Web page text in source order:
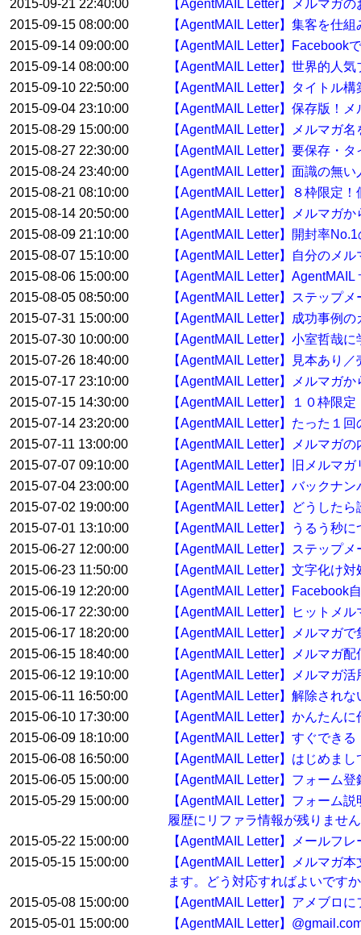
2015-09-21 22:40:00
【AgentMAIL Letter】メルマガ
2015-09-15 08:00:00
【AgentMAIL Letter】集客を仕
2015-09-14 09:00:00
【AgentMAIL Letter】Facebook
2015-09-14 08:00:00
【AgentMAIL Letter】世界的人
2015-09-10 22:50:00
【AgentMAIL Letter】タイトル
2015-09-04 23:10:00
【AgentMAIL Letter】保存版！
2015-08-29 15:00:00
【AgentMAIL Letter】メルマガ
2015-08-27 22:30:00
【AgentMAIL Letter】要保存・
2015-08-24 23:40:00
【AgentMAIL Letter】面識の無
2015-08-21 08:10:00
【AgentMAIL Letter】８枠限定
2015-08-14 20:50:00
【AgentMAIL Letter】メルマガ
2015-08-09 21:10:00
【AgentMAIL Letter】開封率
2015-08-07 15:10:00
【AgentMAIL Letter】自分のメ
2015-08-06 15:00:00
【AgentMAIL Letter】
2015-08-05 08:50:00
【AgentMAIL Letter】ステップ
2015-07-31 15:00:00
【AgentMAIL Letter】成功事例
2015-07-30 10:00:00
【AgentMAIL Letter】小室哲哉
2015-07-26 18:40:00
【AgentMAIL Letter】見本あり
2015-07-17 23:10:00
【AgentMAIL Letter】メルマガ
2015-07-15 14:30:00
【AgentMAIL Letter】１０枠限
2015-07-14 23:20:00
【AgentMAIL Letter】たった１
2015-07-11 13:00:00
【AgentMAIL Letter】メルマガ
2015-07-07 09:10:00
【AgentMAIL Letter】旧メルマ
2015-07-04 23:00:00
【AgentMAIL Letter】バックナ
2015-07-02 19:00:00
【AgentMAIL Letter】どうした
2015-07-01 13:10:00
【AgentMAIL Letter】うるう秒に
2015-06-27 12:00:00
【AgentMAIL Letter】ステップ
2015-06-23 11:50:00
【AgentMAIL Letter】文字化け対
2015-06-19 12:20:00
【AgentMAIL Letter】Facebook
2015-06-17 22:30:00
【AgentMAIL Letter】ヒットメ
2015-06-17 18:20:00
【AgentMAIL Letter】メルマガ
2015-06-15 18:40:00
【AgentMAIL Letter】メルマガ
2015-06-12 19:10:00
【AgentMAIL Letter】メルマガ活
2015-06-11 16:50:00
【AgentMAIL Letter】解除され
2015-06-10 17:30:00
【AgentMAIL Letter】かんたん
2015-06-09 18:10:00
【AgentMAIL Letter】すぐでき
2015-06-08 16:50:00
【AgentMAIL Letter】はじめま
2015-06-05 15:00:00
【AgentMAIL Letter】フォーム
2015-05-29 15:00:00
【AgentMAIL Letter】フォーム
履歴にリファラ情報が残りませ
2015-05-22 15:00:00
【AgentMAIL Letter】メールフ
2015-05-15 15:00:00
【AgentMAIL Letter】メルマガ
ます。どう対応すればよいです
2015-05-08 15:00:00
【AgentMAIL Letter】アメブロ
2015-05-01 15:00:00
【AgentMAIL Letter】